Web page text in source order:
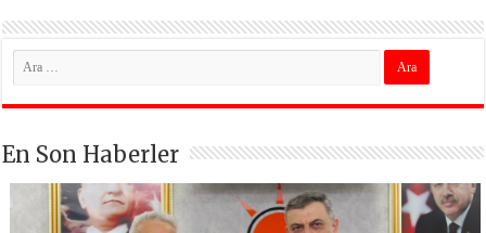
En Son Haberler